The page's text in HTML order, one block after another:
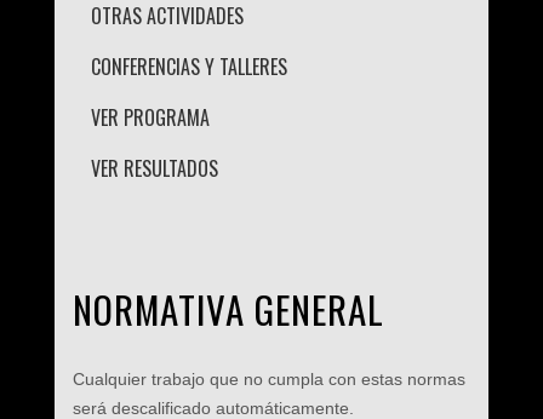
OTRAS ACTIVIDADES
CONFERENCIAS Y TALLERES
VER PROGRAMA
VER RESULTADOS
NORMATIVA GENERAL
Cualquier trabajo que no cumpla con estas normas
será descalificado automáticamente.